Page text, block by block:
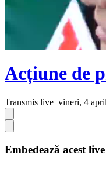
Acțiune de
Transmis live vineri, 4
Embedează acest